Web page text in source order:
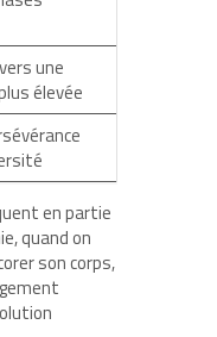
une
élevée
en partie
quand on
son corps,